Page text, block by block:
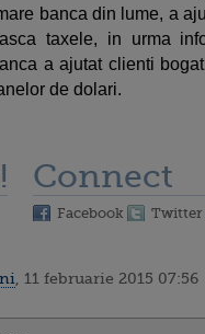
banca din lume, a
taxele, in urma
a ajutat clienti
de dolari.
Connect
Facebook Twitter
, 11 februarie 2015 07:56